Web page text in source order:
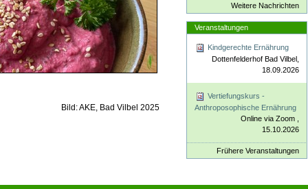
Bild: AKE, Bad Vilbel 2025
Weitere Nachrichten
Veranstaltungen
Kindgerechte Ernährung
Dottenfelderhof Bad Vilbel,
18.09.2026
Vertiefungskurs -
Anthroposophische Ernährung
Online via Zoom ,
15.10.2026
Frühere Veranstaltungen